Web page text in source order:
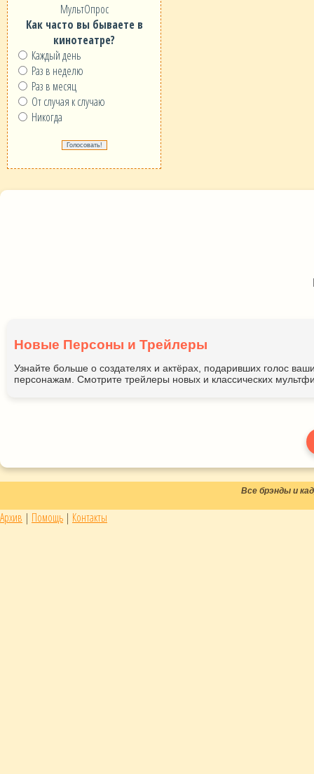
МультОпрос
Как часто вы бываете в
кинотеатре?
Каждый день
Раз в неделю
Раз в месяц
От случая к случаю
Никогда
Новые Персоны и Трейлеры
Узнайте больше о создателях и актёрах, подаривших голос
персонажам. Смотрите трейлеры новых и классических
Все брэнды и
Архив | Помощь | Контакты